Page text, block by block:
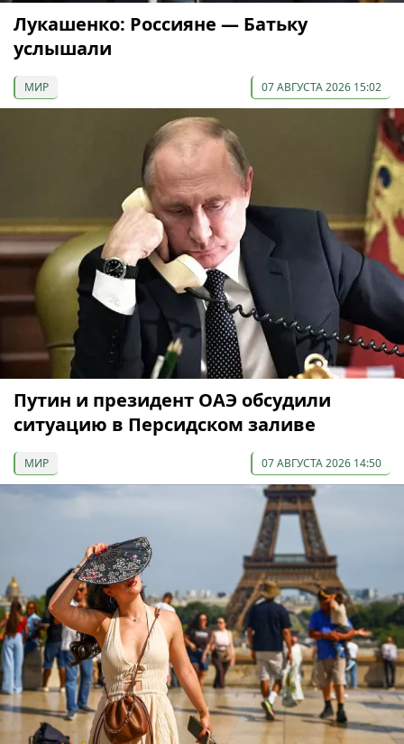
Лукашенко: Россияне — Батьку
услышали
МИР 07 АВГУСТА 2026 15:02
Путин и президент ОАЭ обсудили
ситуацию в Персидском заливе
МИР 07 АВГУСТА 2026 14:50